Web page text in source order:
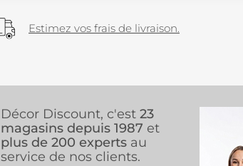
Estimez vos frais de livraison.
Décor Discount, c'est 23
magasins depuis 1987 et
plus de 200 experts au
service de nos clients.